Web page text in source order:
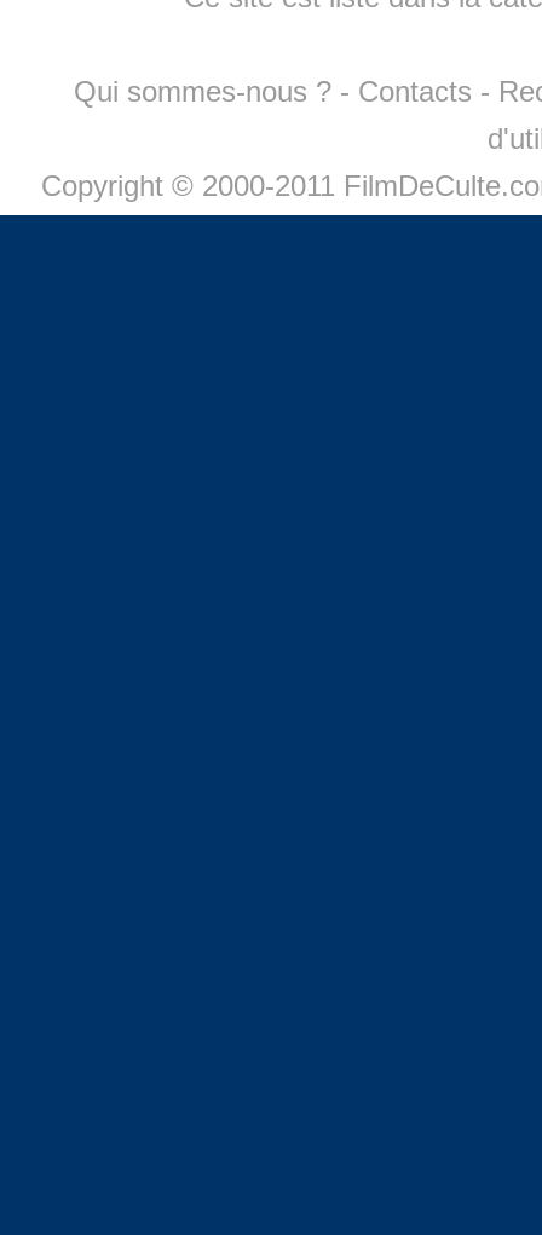
Qui sommes-nous ? - Contacts -
Copyright © 2000-2011